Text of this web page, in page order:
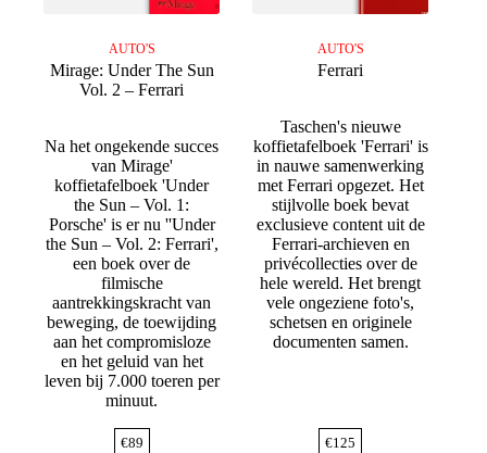
AUTO'S
Mirage: Under The Sun
Vol. 2 – Ferrari
Na het ongekende succes
van Mirage'
koffietafelboek 'Under
the Sun – Vol. 1:
Porsche' is er nu ''Under
the Sun – Vol. 2: Ferrari',
een boek over de
filmische
aantrekkingskracht van
beweging, de toewijding
aan het compromisloze
en het geluid van het
leven bij 7.000 toeren per
minuut.
€89
AUTO'S
Ferrari
Taschen's nieuwe
koffietafelboek 'Ferrari' is
in nauwe samenwerking
met Ferrari opgezet. Het
stijlvolle boek bevat
exclusieve content uit de
Ferrari-archieven en
privécollecties over de
hele wereld. Het brengt
vele ongeziene foto's,
schetsen en originele
documenten samen.
€125